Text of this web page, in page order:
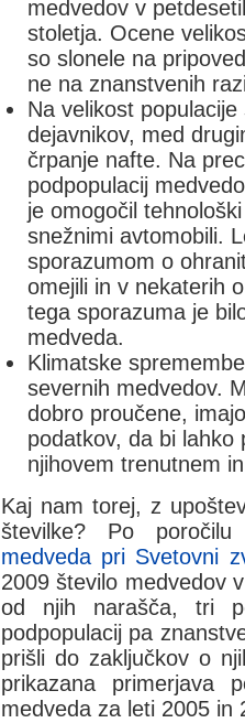
medvedov v
stoletja. Ocene
so slonele na
ne na znanstvenih
Na velikost
dejavnikov, med
črpanje nafte. Na
podpopulacij
je omogočil
snežnimi avtomobili.
sporazumom o
omejili in v nekaterih
tega sporazuma je
medveda.
Klimatske
severnih medvedov.
dobro proučene,
podatkov, da bi lahko
njihovem trenutnem
Kaj nam torej, z
številke? Po
medveda pri Svetovni
2009 število medvedov
od njih narašča, tri
podpopulacij pa
prišli do zaključkov o
prikazana primerjava
medveda za leti 2005 in